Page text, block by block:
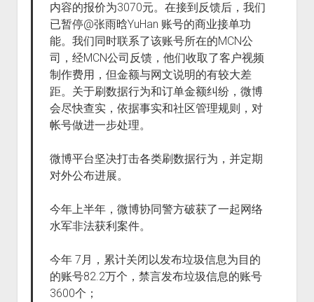
内容的报价为3070元。在接到反馈后，我们
已暂停@张雨晗YuHan 账号的商业接单功
能。我们同时联系了该账号所在的MCN公
司，经MCN公司反馈，他们收取了客户视频
制作费用，但金额与网文说明的有较大差
距。关于刷数据行为和订单金额纠纷，微博
会尽快查实，依据事实和社区管理规则，对
帐号做进一步处理。
微博平台坚决打击各类刷数据行为，并定期
对外公布进展。
今年上半年，微博协同警方破获了一起网络
水军非法获利案件。
今年 7月，累计关闭以发布垃圾信息为目的
的账号82.2万个，禁言发布垃圾信息的账号
3600个；